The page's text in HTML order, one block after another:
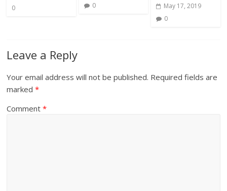
0
0
May 17, 2019
0
Leave a Reply
Your email address will not be published. Required fields are
marked*
Comment*